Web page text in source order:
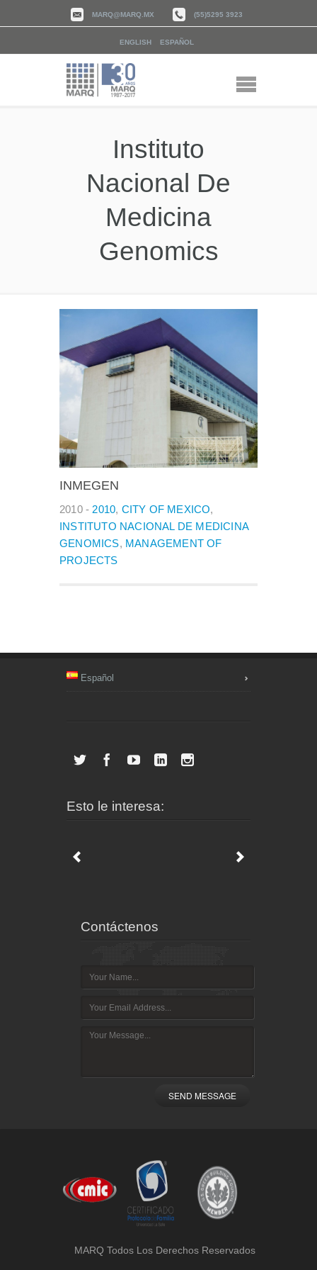
MARQ@MARQ.MX (55)5295 3923
ENGLISH ESPAÑOL
Instituto
Nacional De
Medicina
Genomics
INMEGEN
2010 - 2010, CITY OF MEXICO,
INSTITUTO NACIONAL DE MEDICINA
GENOMICS, MANAGEMENT OF
PROJECTS
Español
Esto le interesa:
Contáctenos
SEND MESSAGE
MARQ Todos Los Derechos Reservados